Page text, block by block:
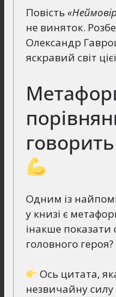
Повість
не виняток.
Олександр
яскравий світ цієї
Одним із
у книзі є
інакше
головного героя?
Ось цитата,
незвичайну силу